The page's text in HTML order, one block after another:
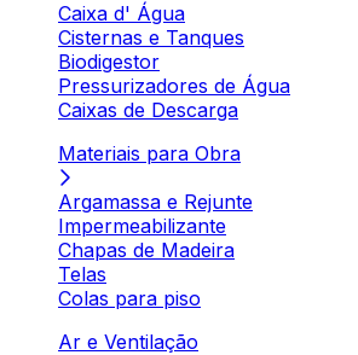
Caixa d' Água
Cisternas e Tanques
Biodigestor
Pressurizadores de Água
Caixas de Descarga
Materiais para Obra
Argamassa e Rejunte
Impermeabilizante
Chapas de Madeira
Telas
Colas para piso
Ar e Ventilação